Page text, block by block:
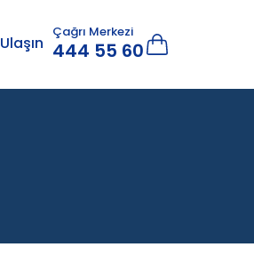
Çağrı Merkezi
444 55 60